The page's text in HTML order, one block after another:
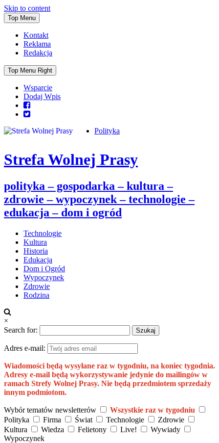
Skip to content
Top Menu
Kontakt
Reklama
Redakcja
Top Menu Right
Wsparcie
Dodaj Wpis
Strefa Wolnej Prasy
polityka – gospodarka – kultura –
zdrowie – wypoczynek – technologie –
edukacja – dom i ogród
Polityka
Technologie
Kultura
Historia
Edukacja
Dom i Ogród
Wypoczynek
Zdrowie
Rodzina
×
Search for:
Adres e-mail:
Wiadomości będą wysyłane raz w tygodniu, na koniec tygodnia.
Adresy e-mail będą wykorzystywanie jedynie do mailingów w
ramach Strefy Wolnej Prasy. Nie będą przedmiotem sprzedaży
innym podmiotom.
Wybór tematów newsletterów
Wszystkie raz w tygodniu
Polityka
Firma Świat Technologie
Zdrowie
Kultura
Wiedza Felietony Live!
Wywiady
Wypoczynek